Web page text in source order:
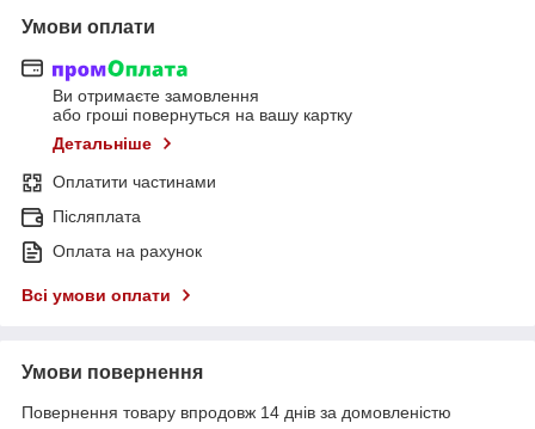
Умови оплати
Ви отримаєте замовлення
або гроші повернуться на вашу картку
Детальніше
Оплатити частинами
Післяплата
Оплата на рахунок
Всі умови оплати
Умови повернення
Повернення товару впродовж 14 днів за домовленістю